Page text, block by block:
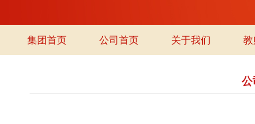
集团首页 公司首页 关于我们 教
公